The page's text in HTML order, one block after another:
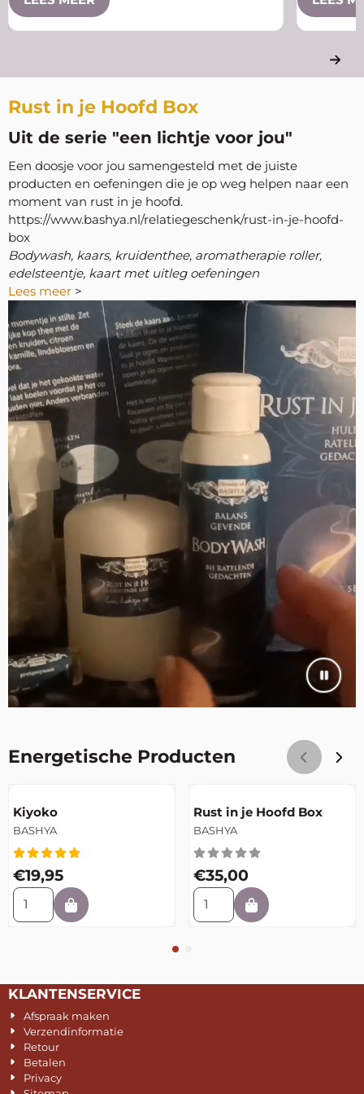
Rust in je Hoofd Box
Uit de serie "een lichtje voor jou"
Een doosje voor jou samengesteld met de juiste
producten en oefeningen die je op weg helpen naar een
moment van rust in je hoofd.
https://www.bashya.nl/relatiegeschenk/rust-in-je-hoofd-
box
Bodywash, kaars, kruidenthee, aromatherapie roller,
edelsteentje, kaart met uitleg oefeningen
Lees meer >
Energetische Producten
Kiyoko
Merk:
BASHYA
Prijs: 19,95
€19,95
Aantal kiezen voor Kiyoko
Rust in je Hoofd Box
Merk:
BASHYA
Prijs: 35,00
€35,00
Aantal kiezen voor Rust in
KLANTENSERVICE
Afspraak maken
Verzendinformatie
Retour
Betalen
Privacy